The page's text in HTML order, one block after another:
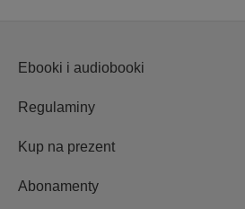
Ebooki i audiobooki
Regulaminy
Kup na prezent
Abonamenty